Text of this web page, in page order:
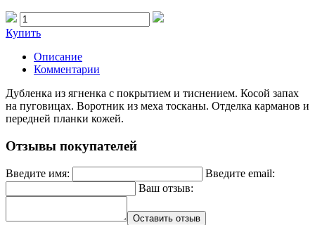
Купить
Описание
Комментарии
Дубленка из ягненка с покрытием и тиснением. Косой запах
на пуговицах. Воротник из меха тосканы. Отделка карманов и
передней планки кожей.
Отзывы покупателей
Введите имя:
Введите email:
Ваш отзыв:
Оставить отзыв